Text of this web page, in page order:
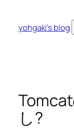
yohgaki's blog
し?